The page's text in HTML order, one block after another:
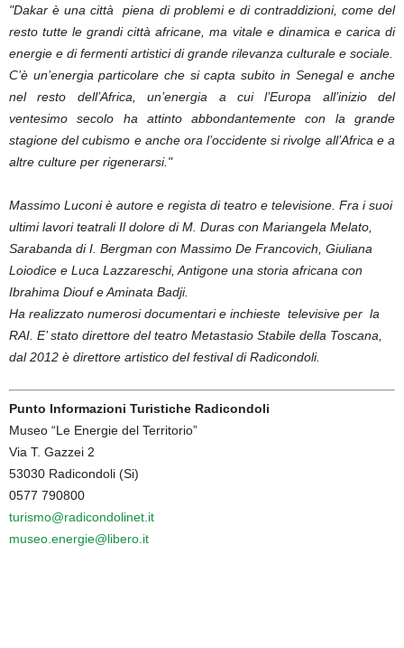
"Dakar è una città piena di problemi e di contraddizioni, come del
resto tutte le grandi città africane, ma vitale e dinamica e carica di
energie e di fermenti artistici di grande rilevanza culturale e sociale.
C’è un’energia particolare che si capta subito in Senegal e anche
nel resto dell’Africa, un’energia a cui l’Europa all’inizio del
ventesimo secolo ha attinto abbondantemente con la grande
stagione del cubismo e anche ora l’occidente si rivolge all’Africa e a
altre culture per rigenerarsi."
Massimo Luconi è autore e regista di teatro e televisione. Fra i suoi
ultimi lavori teatrali Il dolore di M. Duras con Mariangela Melato,
Sarabanda di I. Bergman con Massimo De Francovich, Giuliana
Loiodice e Luca Lazzareschi, Antigone una storia africana con
Ibrahima Diouf e Aminata Badji.
Ha realizzato numerosi documentari e inchieste televisive per la
RAI. E’ stato direttore del teatro Metastasio Stabile della Toscana,
dal 2012 è direttore artistico del festival di Radicondoli.
Punto Informazioni Turistiche Radicondoli
Museo “Le Energie del Territorio”
Via T. Gazzei 2
53030 Radicondoli (Si)
0577 790800
turismo@radicondolinet.it
museo.energie@libero.it